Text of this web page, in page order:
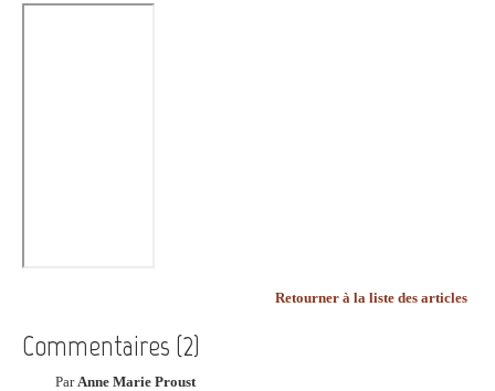
Retourner à la liste des articles
Commentaires (2)
ParAnne Marie Proust